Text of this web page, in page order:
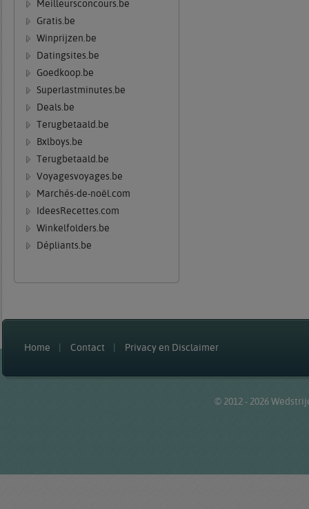
Meilleursconcours.be
Gratis.be
Winprijzen.be
Datingsites.be
Goedkoop.be
Superlastminutes.be
Deals.be
Terugbetaald.be
Bxlboys.be
Terugbetaald.be
Voyagesvoyages.be
Marchés-de-noël.com
IdeesRecettes.com
Winkelfolders.be
Dépliants.be
Home Contact Privacy en Disclaimer
© 2012 - 2026